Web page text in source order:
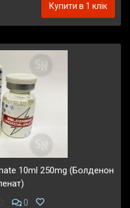
Купити в 1 клік
10ml 250mg (Болденон
0